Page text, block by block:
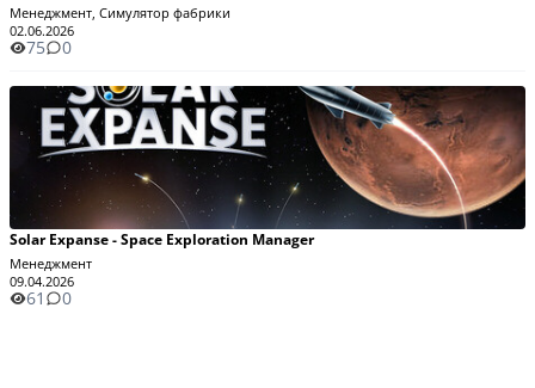
Менеджмент, Симулятор фабрики
02.06.2026
75 0
Solar Expanse - Space Exploration Manager
Менеджмент
09.04.2026
61 0